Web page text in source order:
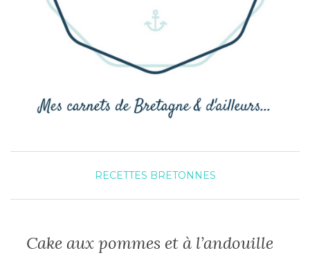
RECETTES BRETONNES
Cake aux pommes et à l’andouille